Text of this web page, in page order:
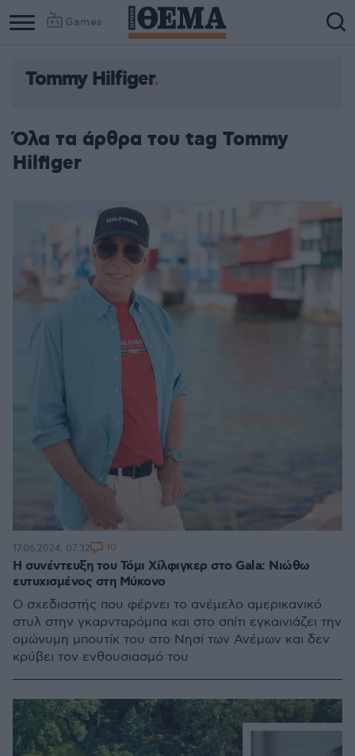
Games
Tommy Hilfiger
Όλα τα άρθρα του tag Tommy
Hilfiger
Η συνέντευξη του Τόμι Χίλφιγκερ στο Gala: Νιώθω
ευτυχισμένος στη Μύκονο
O σχεδιαστής που φέρνει το ανέμελο αμερικανικό
στυλ στην γκαρνταρόμπα και στο σπίτι εγκαινιάζει την
ομώνυμη μπουτίκ του στο Νησί των Ανέμων και δεν
κρύβει τον ενθουσιασμό του
17.06.2024, 07:32 10